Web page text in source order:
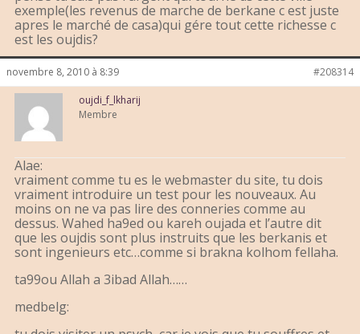
exemple(les revenus de marche de berkane c est juste
apres le marché de casa)qui gére tout cette richesse c
est les oujdis?
novembre 8, 2010 à 8:39 #208314
oujdi_f_lkharij
Membre
Alae:
vraiment comme tu es le webmaster du site, tu dois
vraiment introduire un test pour les nouveaux. Au
moins on ne va pas lire des conneries comme au
dessus. Wahed ha9ed ou kareh oujada et l’autre dit
que les oujdis sont plus instruits que les berkanis et
sont ingenieurs etc…comme si brakna kolhom fellaha.
ta99ou Allah a 3ibad Allah……
medbelg: